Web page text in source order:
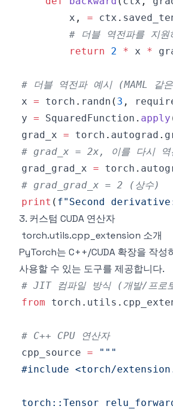
        x
, = ctx .
# 더블 역전파를 지
return
2 * x *
# 더블 역전파 예시 (MAML 같
x = torch . randn ( 3 ,
y = SquaredFunction . apply
grad_x = torch . autograd .
# grad_x = 2x, 이를 다시 역
grad_grad_x = torch .
# grad_grad_x = 2 (상수)
print ( f"Second
3. 커스텀 CUDA 연산자
torch.utils.cpp_extension 소개
PyTorch는 C++/CUDA 확장을 작성
사용할 수 있는 도구를 제공합니다.
# JIT 컴파일 방식 (개발/프로
from torch . utils .
# C++ CPU 연산자
cpp_source =